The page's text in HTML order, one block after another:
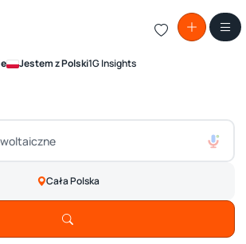
Jestem z Polski1G Insights
Cała Polska